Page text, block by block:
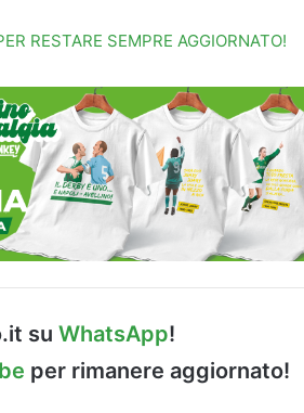
RESTARE SEMPRE AGGIORNATO!
su WhatsApp!
per rimanere aggiornato!